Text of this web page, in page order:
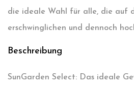
die ideale Wahl für alle, die auf
erschwinglichen und dennoch
Beschreibung
SunGarden Select: Das ideale